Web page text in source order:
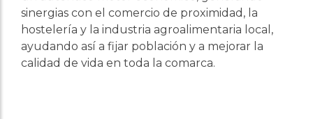
sinergias con el comercio de proximidad, la
hostelería y la industria agroalimentaria local,
ayudando así a fijar población y a mejorar la
calidad de vida en toda la comarca.